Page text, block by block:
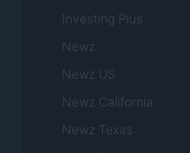
Investing Plus
Newz
Newz US
Newz California
Newz Texas